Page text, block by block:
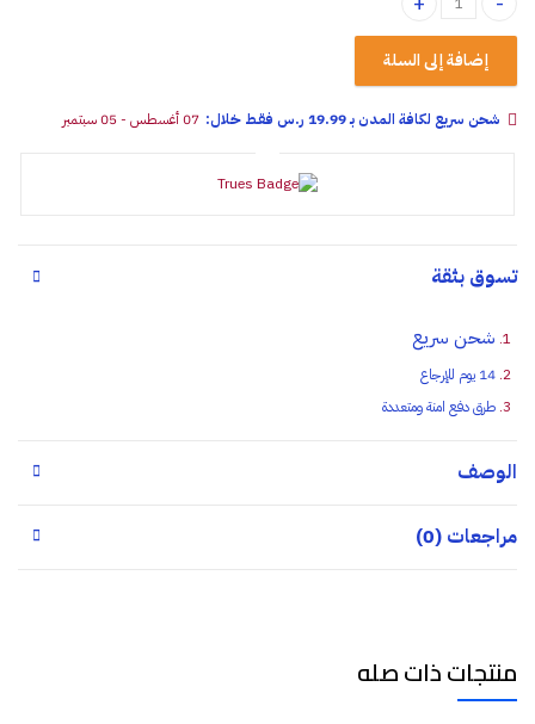
شاشة سيارة اندرويد 10.1 انش quantity
إضافة إلى السلة
شحن سريع لكافة المدن بـ 19.99 ر.س فقـط خلال: 07 أغسطس - 05 سبتمبر
تسوق بثقة
شحن سريع
14 يوم للإرجاع
طرق دفع امنة ومتعددة
الوصف
مراجعات (0)
منتجات ذات صله